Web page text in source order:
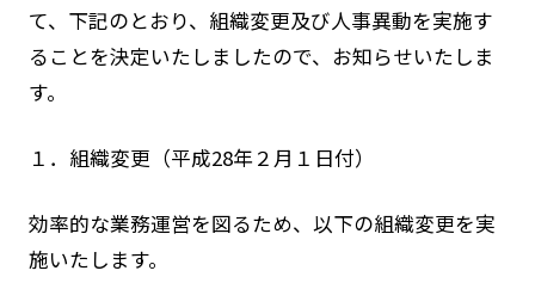
て、下記のとおり、組織変更及び人事異動を実施す
ることを決定いたしましたので、お知らせいたしま
す。
１．組織変更（平成28年２月１日付）
効率的な業務運営を図るため、以下の組織変更を実
施いたします。